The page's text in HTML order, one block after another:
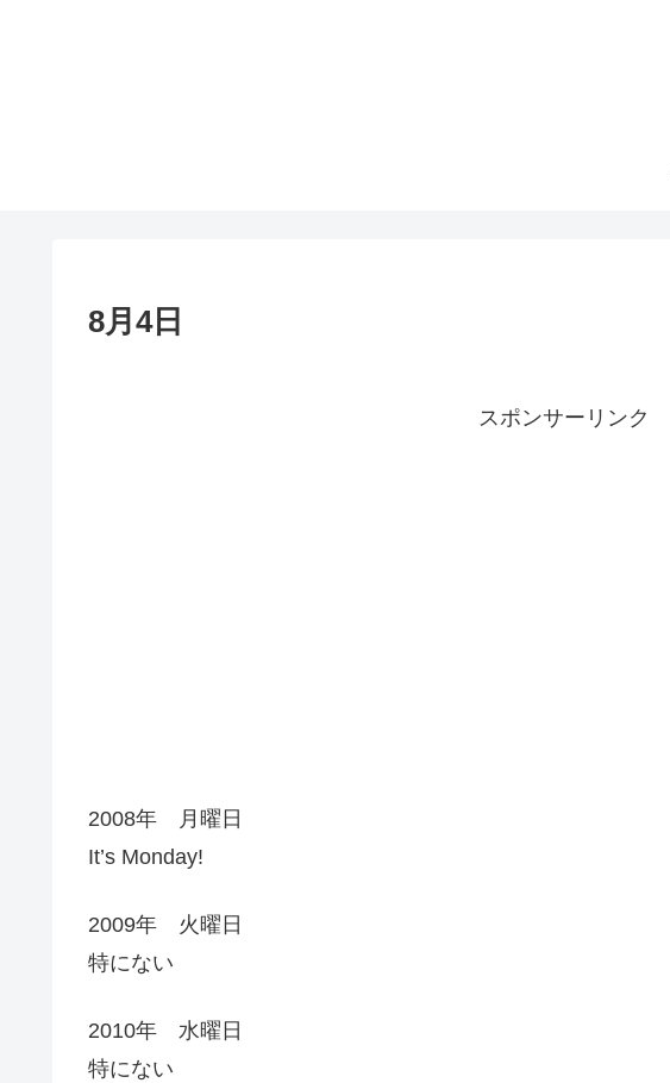
8月4日
スポンサーリンク
2008年 月曜日
It’s Monday!
2009年 火曜日
特にない
2010年 水曜日
特にない